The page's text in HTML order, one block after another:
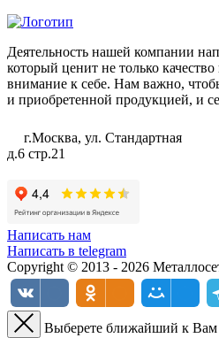
Деятельность нашей компании
который ценит не только
внимание к себе. Нам важно,
и приобретенной продукцией, и
г.Москва, ул. Стандартная
д.6 стр.21
Написать нам
Написать в telegram
Copyright © 2013 - 2026
Выберете ближайший к Вам